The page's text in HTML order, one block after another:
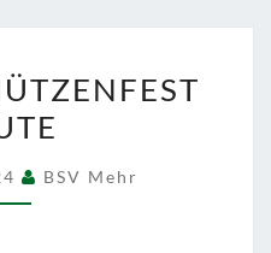
HEUTE
BSV Mehr